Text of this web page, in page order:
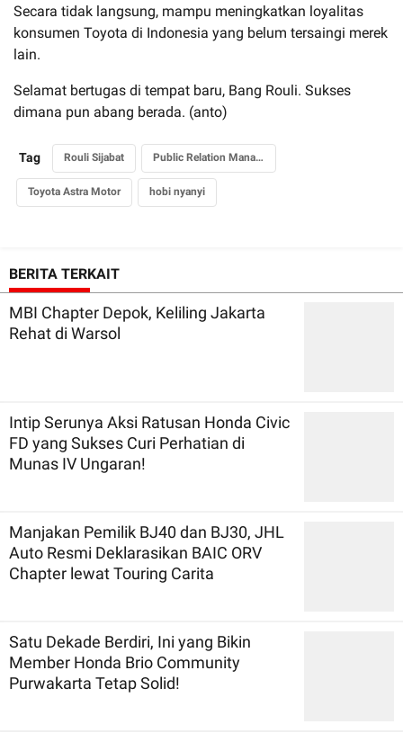
Secara tidak langsung, mampu meningkatkan loyalitas
konsumen Toyota di Indonesia yang belum tersaingi merek
lain.
Selamat bertugas di tempat baru, Bang Rouli. Sukses
dimana pun abang berada. (anto)
Tag Rouli Sijabat Public Relation Manager
Toyota Astra Motor hobi nyanyi
BERITA TERKAIT
MBI Chapter Depok, Keliling Jakarta
Rehat di Warsol
Intip Serunya Aksi Ratusan Honda Civic
FD yang Sukses Curi Perhatian di
Munas IV Ungaran!
Manjakan Pemilik BJ40 dan BJ30, JHL
Auto Resmi Deklarasikan BAIC ORV
Chapter lewat Touring Carita
Satu Dekade Berdiri, Ini yang Bikin
Member Honda Brio Community
Purwakarta Tetap Solid!